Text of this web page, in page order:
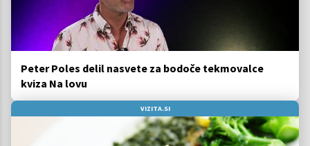
Peter Poles delil nasvete za bodoče tekmovalce
kviza Na lovu
VIZITA.SI